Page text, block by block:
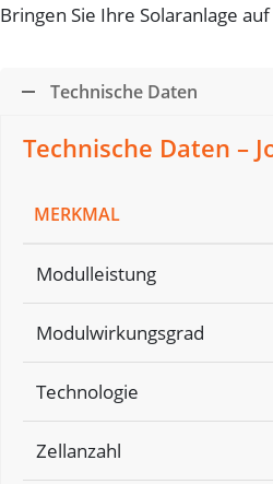
Bringen Sie Ihre Solaranlage
Technische Daten
Technische Daten –
MERKMAL
Modulleistung
Modulwirkungsgrad
Technologie
Zellanzahl